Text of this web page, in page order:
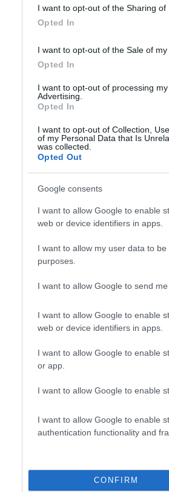
I want to opt-out of the Sharing of
Opted In
I want to opt-out of the Sale of my
Opted In
I want to opt-out of processing
Advertising.
Opted In
I want to opt-out of Collection,
of my Personal Data that Is
was collected.
Opted Out
Google consents
I want to allow Google to enable
web or device identifiers in apps.
I want to allow my user data to
purposes.
I want to allow Google to send
I want to allow Google to enable
web or device identifiers in apps.
I want to allow Google to enable
or app.
I want to allow Google to enable
I want to allow Google to enable
authentication functionality and
CONFIRM
össze legyen nyomkodva, különben
hűvös helyre, jót tesz neki 2-3 nap
is vele a kádba, vagy
odafigyelni:
kézzel csináld, mert ha víz éri a
használj fel és ne keverékeket!
aszkorbinsavat teszel bele, C-